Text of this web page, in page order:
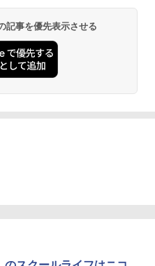
記事を優先表示させる